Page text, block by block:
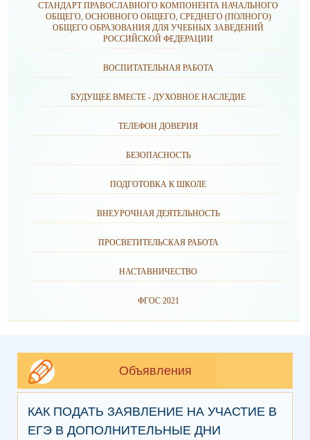
СТАНДАРТ ПРАВОСЛАВНОГО КОМПОНЕНТА НАЧАЛЬНОГО
ОБЩЕГО, ОСНОВНОГО ОБЩЕГО, СРЕДНЕГО (ПОЛНОГО)
ОБЩЕГО ОБРАЗОВАНИЯ ДЛЯ УЧЕБНЫХ ЗАВЕДЕНИЙ
РОССИЙСКОЙ ФЕДЕРАЦИИ
ВОСПИТАТЕЛЬНАЯ РАБОТА
БУДУЩЕЕ ВМЕСТЕ - ДУХОВНОЕ НАСЛЕДИЕ
ТЕЛЕФОН ДОВЕРИЯ
БЕЗОПАСНОСТЬ
ПОДГОТОВКА К ШКОЛЕ
ВНЕУРОЧНАЯ ДЕЯТЕЛЬНОСТЬ
ПРОСВЕТИТЕЛЬСКАЯ РАБОТА
НАСТАВНИЧЕСТВО
ФГОС 2021
Объявления
КАК ПОДАТЬ ЗАЯВЛЕНИЕ НА УЧАСТИЕ В
ЕГЭ В ДОПОЛНИТЕЛЬНЫЕ ДНИ